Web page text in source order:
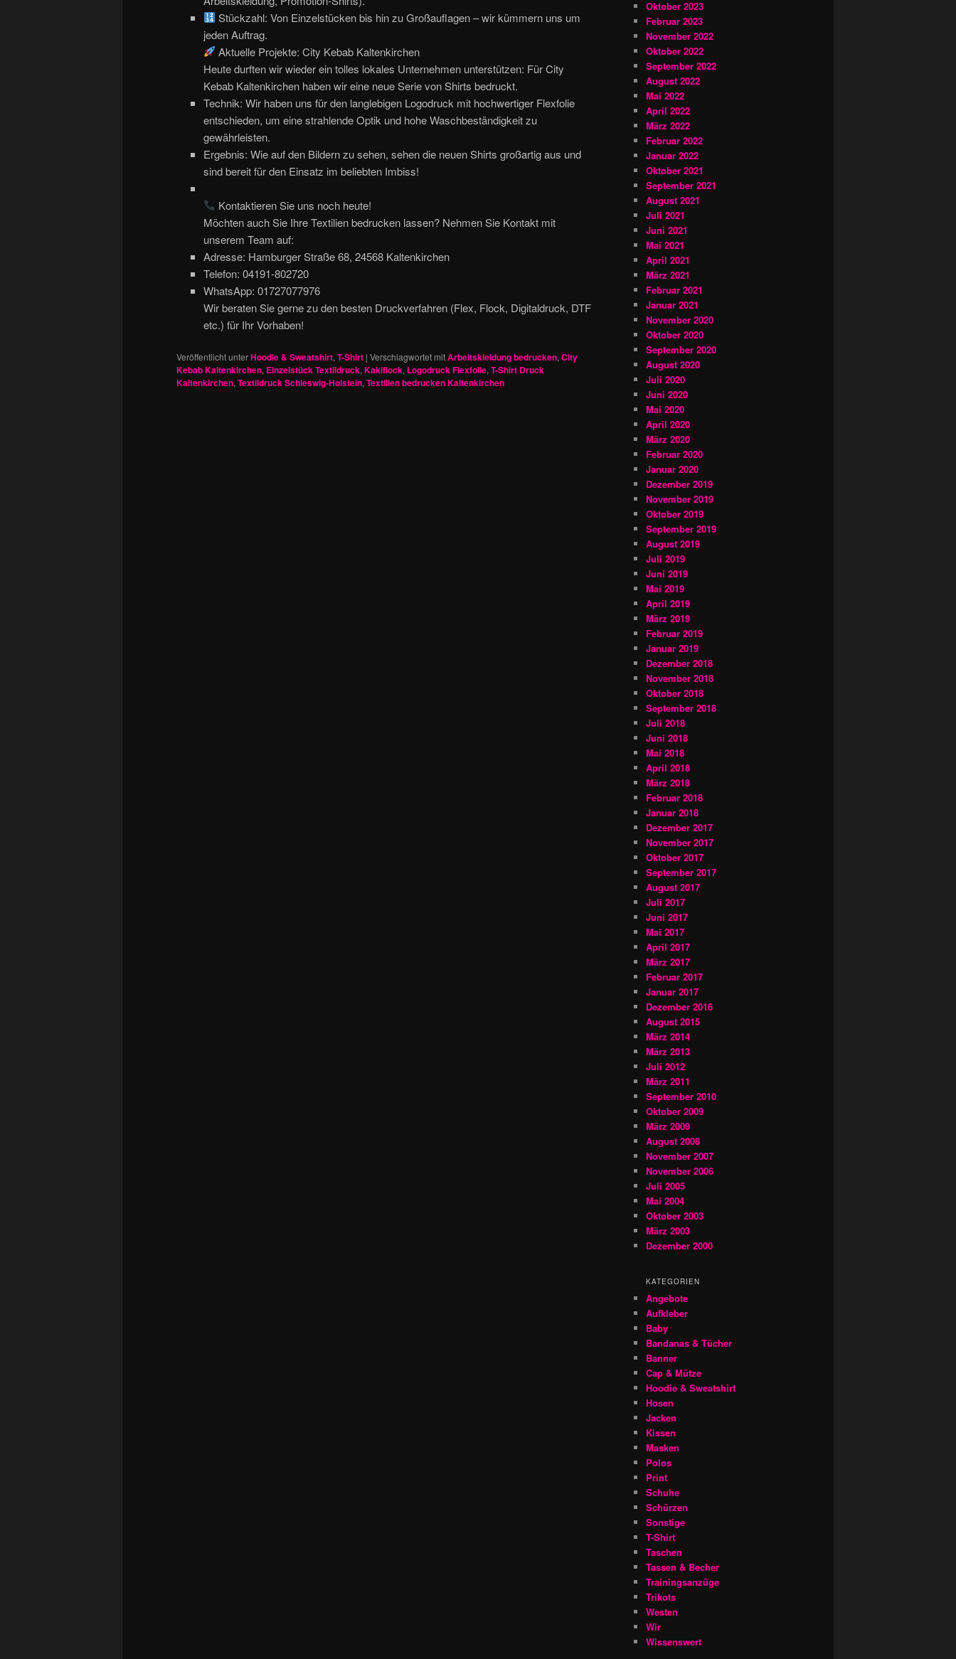
Stückzahl: Von Einzelstücken bis hin zu Großauflagen – wir kümmern uns um
jeden Auftrag.
Aktuelle Projekte: City Kebab Kaltenkirchen
Heute durften wir wieder ein tolles lokales Unternehmen unterstützen: Für City
Kebab Kaltenkirchen haben wir eine neue Serie von Shirts bedruckt.
Technik: Wir haben uns für den langlebigen Logodruck mit hochwertiger Flexfolie
entschieden, um eine strahlende Optik und hohe Waschbeständigkeit zu
gewährleisten.
Ergebnis: Wie auf den Bildern zu sehen, sehen die neuen Shirts großartig aus und
sind bereit für den Einsatz im beliebten Imbiss!
Kontaktieren Sie uns noch heute!
Möchten auch Sie Ihre Textilien bedrucken lassen? Nehmen Sie Kontakt mit
unserem Team auf:
Adresse: Hamburger Straße 68, 24568 Kaltenkirchen
Telefon: 04191-802720
WhatsApp: 01727077976
Wir beraten Sie gerne zu den besten Druckverfahren (Flex, Flock, Digitaldruck, DTF
etc.) für Ihr Vorhaben!
Veröffentlicht unterHoodie & Sweatshirt, T-Shirt | Verschlagwortet mitArbeitskleidung bedrucken, City
Kebab Kaltenkirchen, Einzelstück Textildruck, Kakiflock, Logodruck Flexfolie, T-Shirt Druck
Kaltenkirchen, Textildruck Schleswig-Holstein, Textilien bedrucken Kaltenkirchen
Oktober 2023
Februar 2023
November 2022
Oktober 2022
September 2022
August 2022
Mai 2022
April 2022
März 2022
Februar 2022
Januar 2022
Oktober 2021
September 2021
August 2021
Juli 2021
Juni 2021
Mai 2021
April 2021
März 2021
Februar 2021
Januar 2021
November 2020
Oktober 2020
September 2020
August 2020
Juli 2020
Juni 2020
Mai 2020
April 2020
März 2020
Februar 2020
Januar 2020
Dezember 2019
November 2019
Oktober 2019
September 2019
August 2019
Juli 2019
Juni 2019
Mai 2019
April 2019
März 2019
Februar 2019
Januar 2019
Dezember 2018
November 2018
Oktober 2018
September 2018
Juli 2018
Juni 2018
Mai 2018
April 2018
März 2018
Februar 2018
Januar 2018
Dezember 2017
November 2017
Oktober 2017
September 2017
August 2017
Juli 2017
Juni 2017
Mai 2017
April 2017
März 2017
Februar 2017
Januar 2017
Dezember 2016
August 2015
März 2014
März 2013
Juli 2012
März 2011
September 2010
Oktober 2009
März 2009
August 2008
November 2007
November 2006
Juli 2005
Mai 2004
Oktober 2003
März 2003
Dezember 2000
KATEGORIEN
Angebote
Aufkleber
Baby
Bandanas & Tücher
Banner
Cap & Mütze
Hoodie & Sweatshirt
Hosen
Jacken
Kissen
Masken
Polos
Print
Schuhe
Schürzen
Sonstige
T-Shirt
Taschen
Tassen & Becher
Trainingsanzüge
Trikots
Westen
Wir
Wissenswert